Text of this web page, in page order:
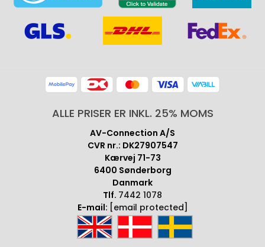
ALLE PRISER ER INKL. 25% MOMS
AV-Connection A/S
CVR nr.: DK27907547
Kærvej 71-73
6400 Sønderborg
Danmark
Tlf. 7442 1078
E-mail: [email protected]